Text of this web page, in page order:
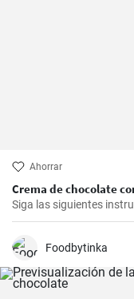
Ahorrar
Crema de chocolate
Siga las siguientes
Foodbytinka